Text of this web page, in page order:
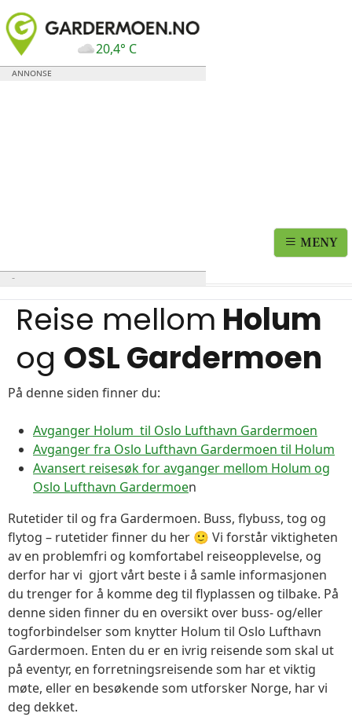
20,4° C
MENY
Reise mellom Holum
og OSL Gardermoen
På denne siden finner du:
Avganger Holum til Oslo Lufthavn Gardermoen
Avganger fra Oslo Lufthavn Gardermoen til Holum
Avansert reisesøk for avganger mellom Holum og
Oslo Lufthavn Gardermoen
Rutetider til og fra Gardermoen. Buss, flybuss, tog og
flytog – rutetider finner du her 🙂 Vi forstår viktigheten
av en problemfri og komfortabel reiseopplevelse, og
derfor har vi gjort vårt beste i å samle informasjonen
du trenger for å komme deg til flyplassen og tilbake. På
denne siden finner du en oversikt over buss- og/eller
togforbindelser som knytter Holum til Oslo Lufthavn
Gardermoen. Enten du er en ivrig reisende som skal ut
på eventyr, en forretningsreisende som har et viktig
møte, eller en besøkende som utforsker Norge, har vi
deg dekket.